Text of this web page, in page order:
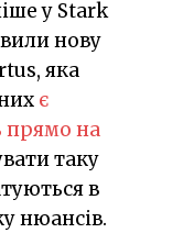
у Stark
нову
яка
є
прямо на
таку
в
нюансів.